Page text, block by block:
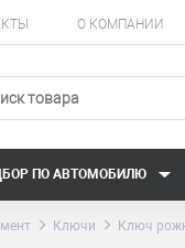
О КОМПАНИИ
ПО АВТОМОБИЛЮ
Ключи Ключ